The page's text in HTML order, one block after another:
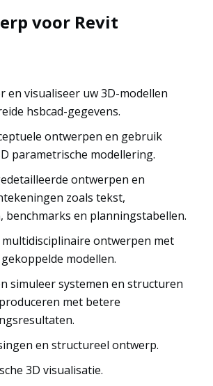
voor Revit
en visualiseer uw 3D-modellen
hsbcad-gegevens.
ontwerpen en gebruik
parametrische modellering.
ontwerpen en
zoals tekst,
benchmarks en planningstabellen.
ontwerpen met
modellen.
simuleer systemen en structuren
met betere
en structureel ontwerp.
3D visualisatie.